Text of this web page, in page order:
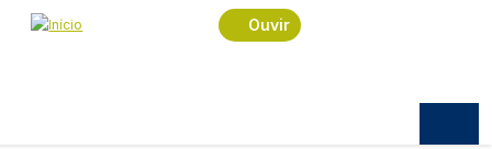
Passar para o conteúdo principal
Ouvir
Navegação estrutural
Início
Sociedade
Aveiro: Câmara Municipal corta acessos à antiga